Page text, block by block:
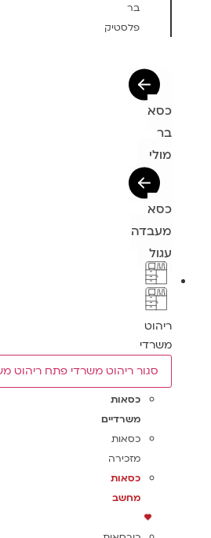
בר
פלסטיק
כסא
בר
מולי
כסא
מעבדה
עגול
ריהוט
משרדי
סגור ריהוט משרדי פתח ריהוט
כסאות
משרדיים
כסאות
מזכירה
כסאות
מחשב